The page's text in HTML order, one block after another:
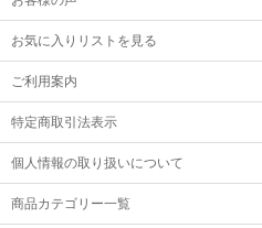
お気に入りリストを見る
ご利用案内
特定商取引法表示
個人情報の取り扱いについて
商品カテゴリー一覧